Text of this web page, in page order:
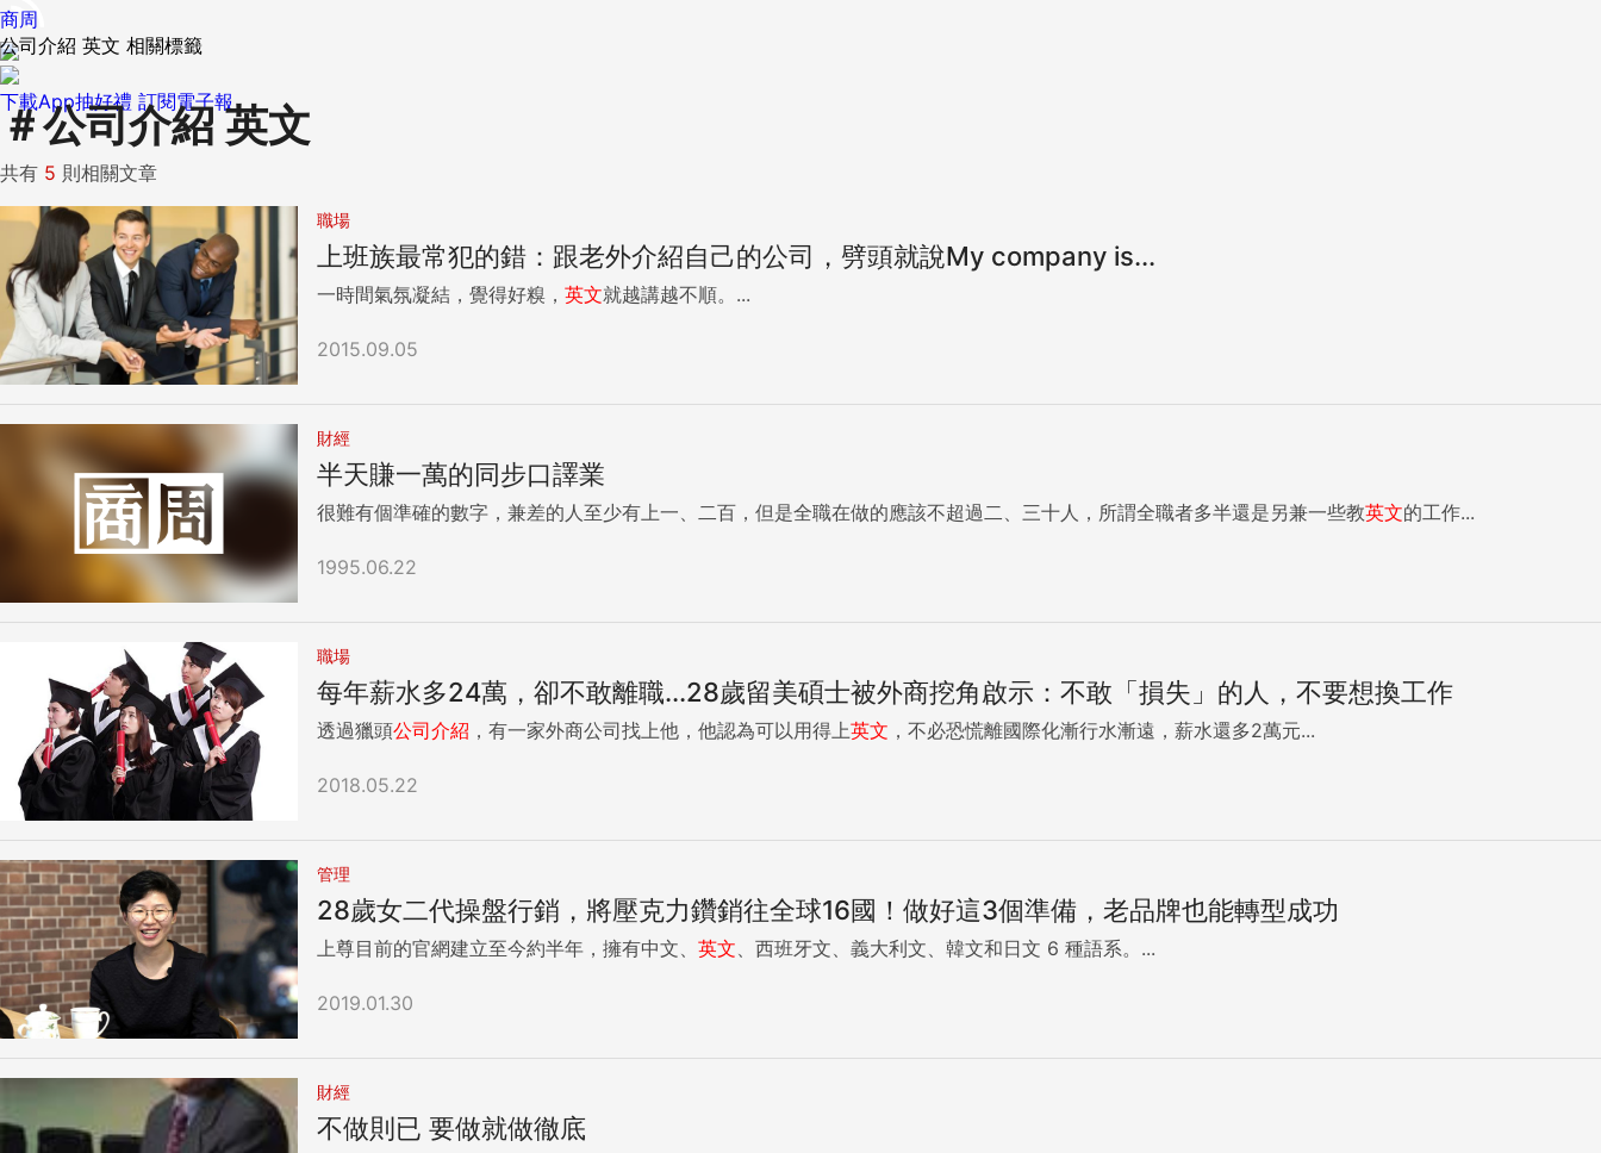
下載App抽好禮 訂閱電子報
商周
公司介紹 英文 相關標籤
＃公司介紹 英文
共有 5 則相關文章
職場
上班族最常犯的錯：跟老外介紹自己的公司，劈頭就說My company is...
一時間氣氛凝結，覺得好糗， 英文就越講越不順。...
2015.09.05
財經
半天賺一萬的同步口譯業
很難有個準確的數字，兼差的人至少有上一、二百，但是全職在做的應該不超過二、三十人，所謂全職者多半還是另兼一些教英文的工作...
1995.06.22
職場
每年薪水多24萬，卻不敢離職...28歲留美碩士被外商挖角啟示：不敢「損失」的人，不要想換工作
透過獵頭公司介紹 ，有一家外商公司找上他，他認為可以用得上英文 ，不必恐慌離國際化漸行水漸遠，薪水還多2萬元...
2018.05.22
管理
28歲女二代操盤行銷，將壓克力鑽銷往全球16國！做好這3個準備，老品牌也能轉型成功
上尊目前的官網建立至今約半年，擁有中文、 英文 、西班牙文、義大利文、韓文和日文 6 種語系。...
2019.01.30
財經
不做則已 要做就做徹底